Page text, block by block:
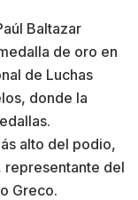
Baltazar
de oro en
de Luchas
donde la
alto del podio,
representante del
Greco.